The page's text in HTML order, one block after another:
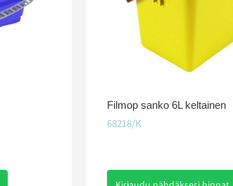
Filmop sanko 6L keltainen
68218/K